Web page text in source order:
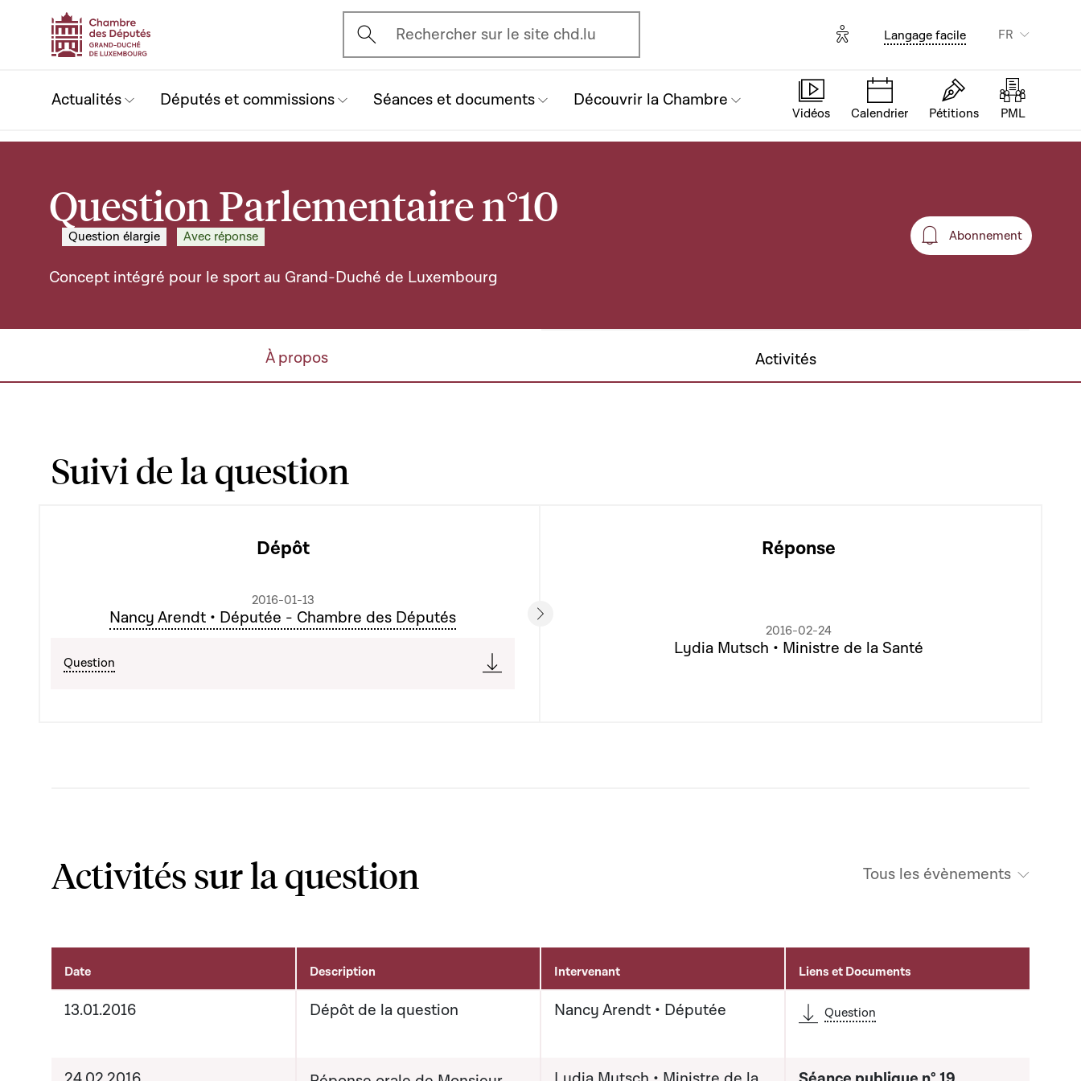
Ouvrir l'écran de recherche
Rechercher sur le site chd.lu Options d'accessibilité
Langage facile FR
Actualités Députés et commissions Séances et documents Découvrir la Chambre
Vidéos Calendrier Pétitions PML
Question Parlementaire n°10
Question élargie Avec réponse
Concept intégré pour le sport au Grand-Duché de Luxembourg
Abonnement
Abonnement
À propos Activités
Suivi de la question
Dépôt
2016-01-13
Nancy Arendt • Députée - Chambre des Députés
Question
Réponse
2016-02-24
Lydia Mutsch • Ministre de la Santé
Activités sur la question Tous les évènements
Activités liées au dossier
Date Description Intervenant Liens et Documents
13.01.2016 Dépôt de la question Nancy Arendt • Députée Question